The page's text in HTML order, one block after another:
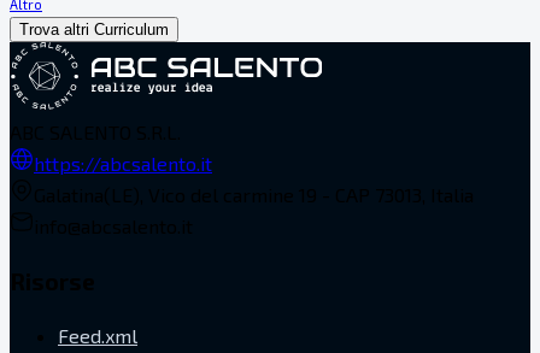
Altro
Trova altri Curriculum
https://abcsalento.it
Feed.xml